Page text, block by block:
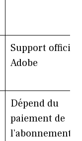
Support officiel
Adobe
Dépend du
paiement de
l’abonnement